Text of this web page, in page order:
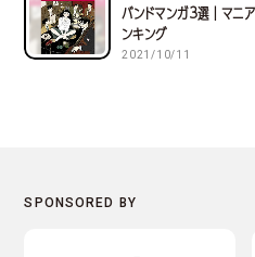
バンドマンガ３選｜マ
ンキング
2021/10/11